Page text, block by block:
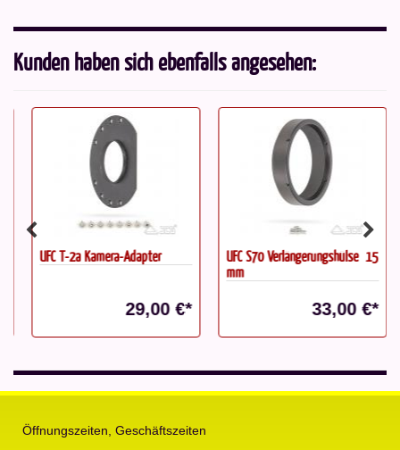
Kunden haben sich ebenfalls angesehen:
UFC T-2a Kamera-Adapter
29,00 €*
UFC S70 Verlängerungshülse  15
mm
33,00 €*
Öffnungszeiten, Geschäftszeiten